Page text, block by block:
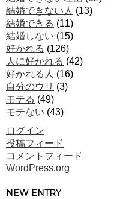
結婚できない人 (13)
結婚できる (11)
結婚しない (15)
好かれる (126)
人に好かれる (42)
好かれる人 (16)
自分のウリ (3)
モテる (49)
モテない (43)
ログイン
投稿フィード
コメントフィード
WordPress.org
NEW ENTRY